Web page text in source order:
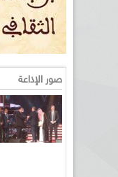
صور الإذاعة